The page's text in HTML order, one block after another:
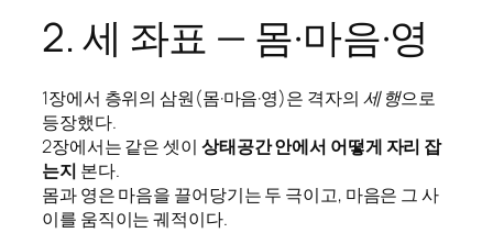
2. 세 좌표 — 몸·마음·영
1장에서 층위의 삼원(몸·마음·영)은 격자의 세 행으로
등장했다.
2장에서는 같은 셋이 상태공간 안에서 어떻게 자리 잡
는지 본다.
몸과 영은 마음을 끌어당기는 두 극이고, 마음은 그 사
이를 움직이는 궤적이다.